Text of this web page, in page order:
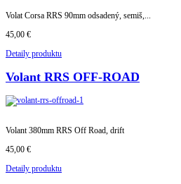
Volat Corsa RRS 90mm odsadený, semiš,...
45,00 €
Detaily produktu
Volant RRS OFF-ROAD
Volant 380mm RRS Off Road, drift
45,00 €
Detaily produktu